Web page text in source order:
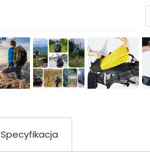
Specyfikacja